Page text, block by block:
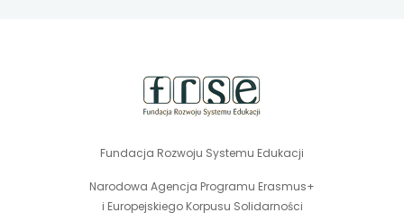
Fundacja Rozwoju Systemu Edukacji
Narodowa Agencja Programu Erasmus+
i Europejskiego Korpusu Solidarności